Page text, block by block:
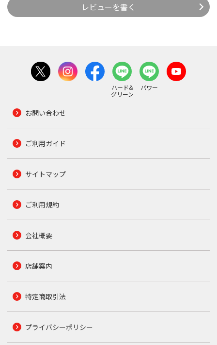
レビューを書く
ハード&
グリーン
パワー
お問い合わせ
ご利用ガイド
サイトマップ
ご利用規約
会社概要
店舗案内
特定商取引法
プライバシーポリシー